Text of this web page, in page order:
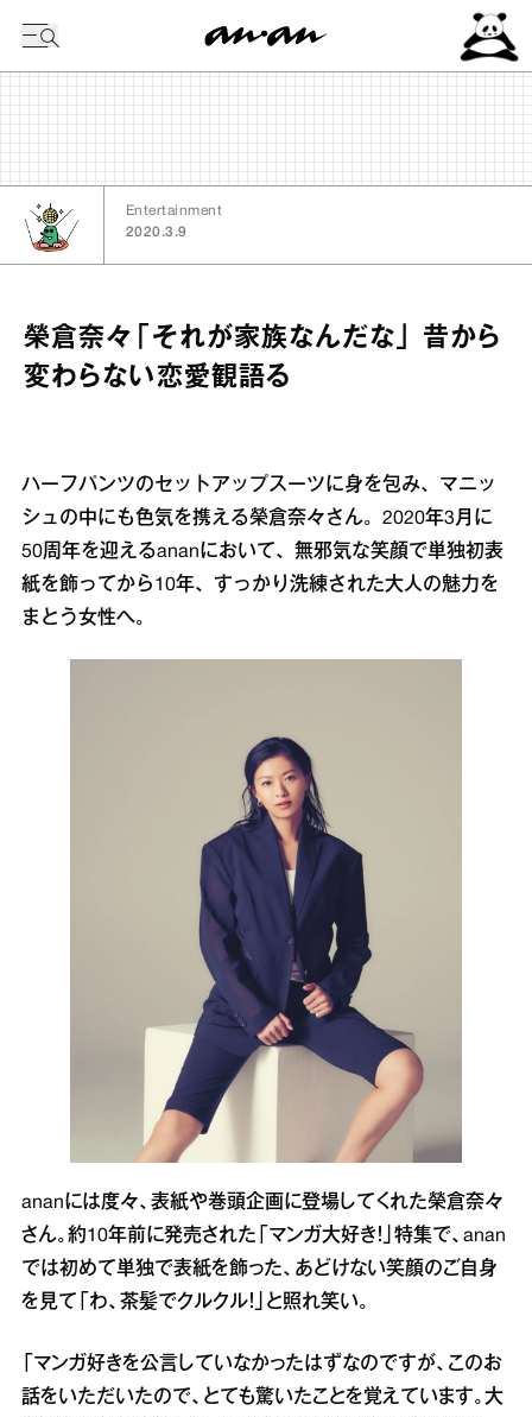
Entertainment
2020.3.9
榮倉奈々「それが家族なんだな」 昔から
変わらない恋愛観語る
ハーフパンツのセットアップスーツに身を包み、マニッ
シュの中にも色気を携える榮倉奈々さん。2020年3月に
50周年を迎えるananにおいて、無邪気な笑顔で単独初表
紙を飾ってから10年、すっかり洗練された大人の魅力を
まとう女性へ。
ananには度々、表紙や巻頭企画に登場してくれた榮倉奈々
さん。約10年前に発売された「マンガ大好き！」特集で、anan
では初めて単独で表紙を飾った、あどけない笑顔のご自身
を見て「わ、茶髪でクルクル！」と照れ笑い。
「マンガ好きを公言していなかったはずなのですが、このお
話をいただいたので、とても驚いたことを覚えています。大